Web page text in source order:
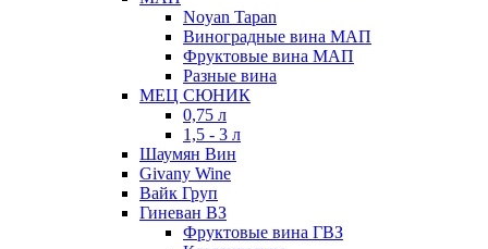
Noyan Tapan
Виноградные вина МАП
Фруктовые вина МАП
Разные вина
МЕЦ СЮНИК
0,75 л
1,5 - 3 л
Шаумян Вин
Givany Wine
Вайк Груп
Гиневан ВЗ
Фруктовые вина ГВЗ